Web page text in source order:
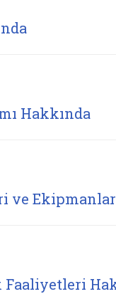
Hakkında
ve
Faaliyetleri